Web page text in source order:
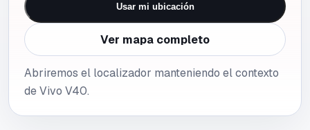
Usar mi ubicación
Ver mapa completo
Abriremos el localizador manteniendo el contexto
de Vivo V40.